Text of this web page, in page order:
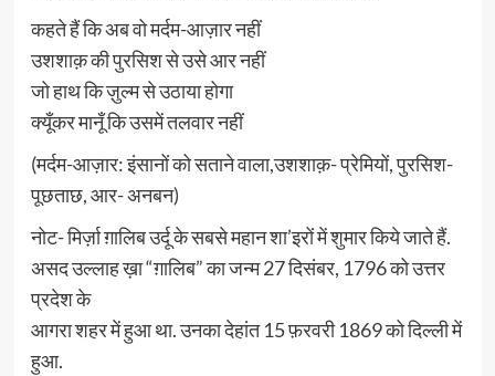
कहते हैं कि अब वो मर्दम-आज़ार नहीं
उशशाक़ की पुरसिश से उसे आर नहीं
जो हाथ कि ज़ुल्म से उठाया होगा
क्यूँकर मानूँ कि उसमें तलवार नहीं
(मर्दम-आज़ार: इंसानों को सताने वाला,उशशाक़- प्रेमियों, पुरसिश-
पूछताछ, आर- अनबन)
नोट- मिर्ज़ा ग़ालिब उर्दू के सबसे महान शा’इरों में शुमार किये जाते हैं.
असद उल्लाह ख़ा “ग़ालिब” का जन्म 27 दिसंबर, 1796 को उत्तर
प्रदेश के
आगरा शहर में हुआ था. उनका देहांत 15 फ़रवरी 1869 को दिल्ली में
हुआ.